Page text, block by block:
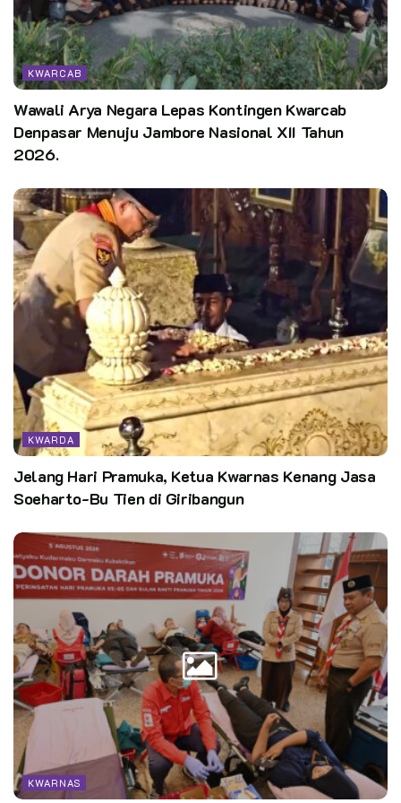
mensupport kegiatan pramuka di Kota Padang. (SD)
*
*
*
Teks dan Foto: Humas Pemko Kota Padang.
KWARCAB
Wawali Arya Negara Lepas Kontingen Kwarcab
Denpasar Menuju Jambore Nasional XII Tahun
2026.
KWARDA
Jelang Hari Pramuka, Ketua Kwarnas Kenang Jasa
Soeharto-Bu Tien di Giribangun
KWARNAS